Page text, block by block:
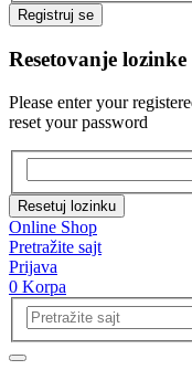
Registruj se
Resetovanje lozinke
Please enter your
reset your password
Resetuj lozinku
Online Shop
Pretražite sajt
Prijava
0 Korpa